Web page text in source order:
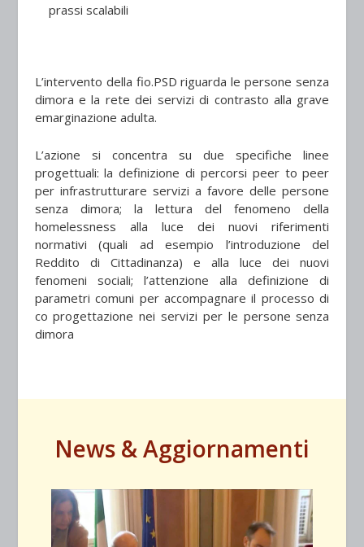
prassi scalabili
L’intervento della fio.PSD riguarda le persone senza
dimora e la rete dei servizi di contrasto alla grave
emarginazione adulta.
L’azione si concentra su due specifiche linee
progettuali: la definizione di percorsi peer to peer
per infrastrutturare servizi a favore delle persone
senza dimora; la lettura del fenomeno della
homelessness alla luce dei nuovi riferimenti
normativi (quali ad esempio l’introduzione del
Reddito di Cittadinanza) e alla luce dei nuovi
fenomeni sociali; l’attenzione alla definizione di
parametri comuni per accompagnare il processo di
co progettazione nei servizi per le persone senza
dimora
News & Aggiornamenti